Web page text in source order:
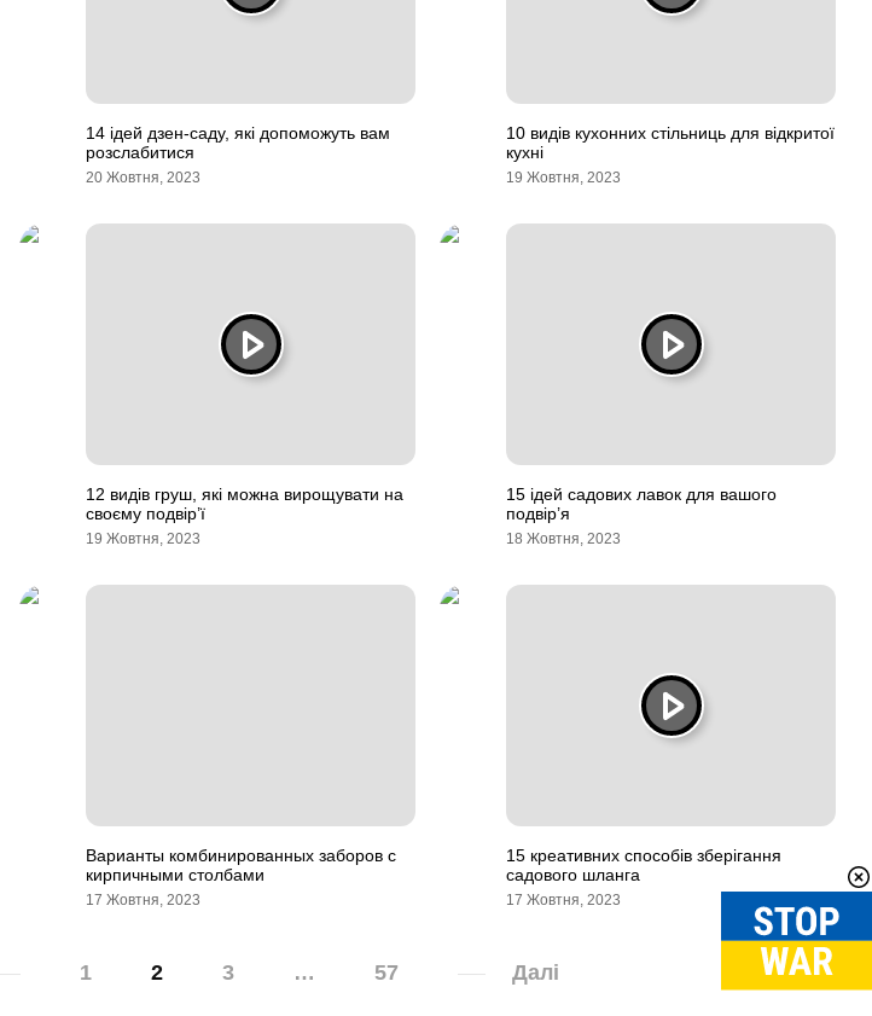
14 ідей дзен-саду, які допоможуть вам
розслабитися
20 Жовтня, 2023
10 видів кухонних стільниць для відкритої
кухні
19 Жовтня, 2023
12 видів груш, які можна вирощувати на
своєму подвір’ї
19 Жовтня, 2023
15 ідей садових лавок для вашого
подвір’я
18 Жовтня, 2023
Варианты комбинированных заборов с
кирпичными столбами
17 Жовтня, 2023
15 креативних способів зберігання
садового шланга
17 Жовтня, 2023
1 2 3 … 57 Далі